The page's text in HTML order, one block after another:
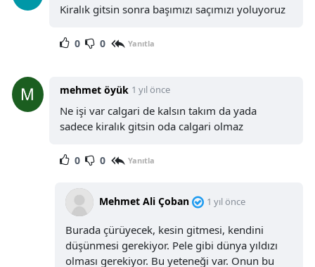
Kiralık gitsin sonra başımızı saçımızı yoluyoruz
0 0 Yanıtla
mehmet öyük 1 yıl önce
Ne işi var calgari de kalsın takım da yada
sadece kiralık gitsin oda calgari olmaz
0 0 Yanıtla
Mehmet Ali Çoban 1 yıl önce
Burada çürüyecek, kesin gitmesi, kendini
düşünmesi gerekiyor. Pele gibi dünya yıldızı
olması gerekiyor. Bu yeteneği var. Onun bu